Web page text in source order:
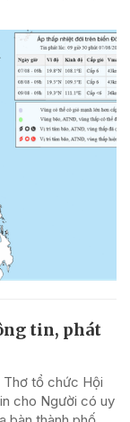
tin, phát
Thơ tổ chức Hội
cho Người có uy